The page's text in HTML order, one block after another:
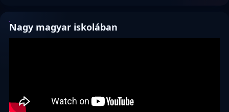
Nagy magyar iskolában